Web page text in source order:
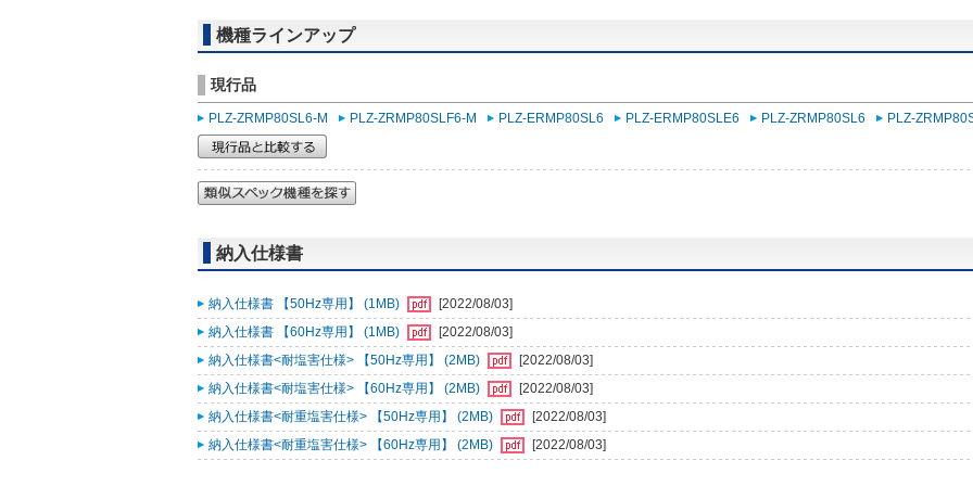
機種ラインアップ
現行品
PLZ-ZRMP80SL6-M PLZ-ZRMP80SLF6-M PLZ-ERMP80SL6 PLZ-ERMP80SLE6 PLZ-ZRMP80SL6 PLZ-
納入仕様書
納入仕様書 【50Hz専用】 (1MB)
[2022/08/03]
納入仕様書 【60Hz専用】 (1MB)
[2022/08/03]
納入仕様書<耐塩害仕様> 【50Hz専用】 (2MB)
[2022/08/03]
納入仕様書<耐塩害仕様> 【60Hz専用】 (2MB)
[2022/08/03]
納入仕様書<耐重塩害仕様> 【50Hz専用】 (2MB)
[2022/08/03]
納入仕様書<耐重塩害仕様> 【60Hz専用】 (2MB)
[2022/08/03]